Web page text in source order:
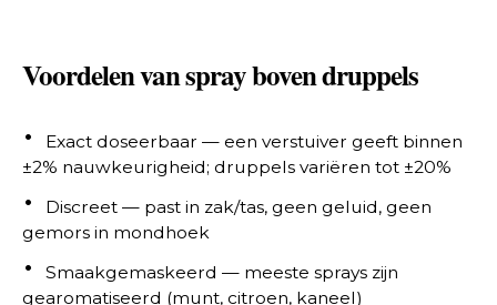
Voordelen van spray boven druppels
Exact doseerbaar — een verstuiver geeft binnen
±2% nauwkeurigheid; druppels variëren tot ±20%
Discreet — past in zak/tas, geen geluid, geen
gemors in mondhoek
Smaakgemaskeerd — meeste sprays zijn
gearomatiseerd (munt, citroen, kaneel)